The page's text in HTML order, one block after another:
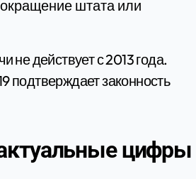
штата или
не действует с 2013 года.
законность
цифры